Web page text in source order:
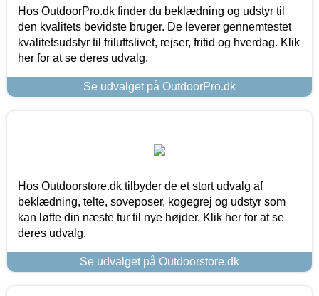
Hos OutdoorPro.dk finder du beklædning og udstyr til
den kvalitets bevidste bruger. De leverer gennemtestet
kvalitetsudstyr til friluftslivet, rejser, fritid og hverdag. Klik
her for at se deres udvalg.
Se udvalget på OutdoorPro.dk
Hos Outdoorstore.dk tilbyder de et stort udvalg af
beklædning, telte, soveposer, kogegrej og udstyr som
kan løfte din næste tur til nye højder. Klik her for at se
deres udvalg.
Se udvalget på Outdoorstore.dk